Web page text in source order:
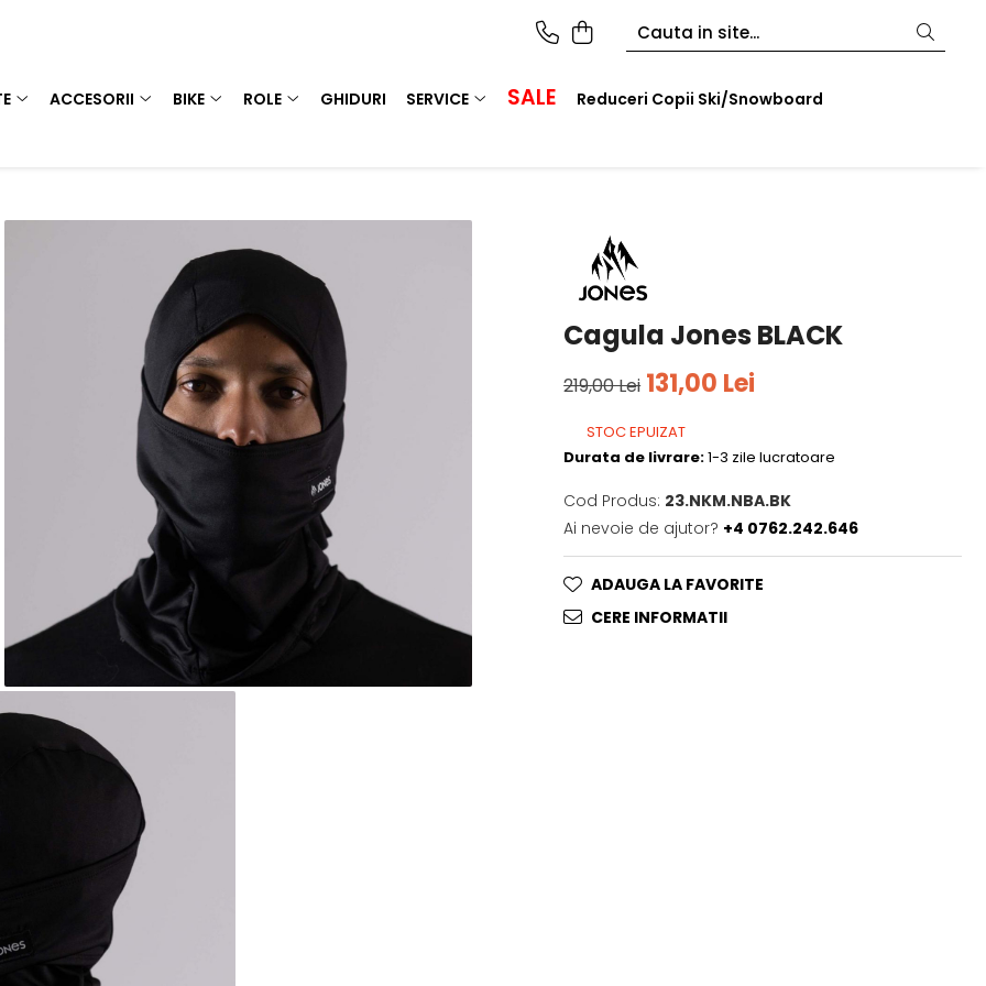
ACCESORII BIKE ROLE GHIDURI SERVICE SALE Reduceri Copii Ski/Snowboard
Cagula Jones BLACK
219,00 Lei 131,00 Lei
STOC EPUIZAT
Durata de livrare:1-3 zile lucratoare
Cod Produs: 23.NKM.NBA.BK
Ai nevoie de ajutor? +4 0762.242.646
ADAUGA LA FAVORITE
CERE INFORMATII